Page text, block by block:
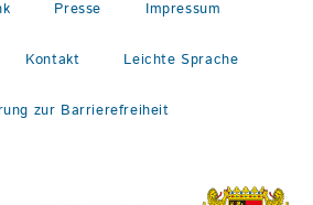
Presse Impressum
Kontakt Leichte Sprache
zur Barrierefreiheit